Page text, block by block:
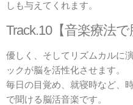
しも与えてくれます。
Track.10【音楽療法で
優しく、そしてリズムカルに
ックが脳を活性化させます。
毎日の目覚め、就寝時など、
で聞ける脳活音楽です。